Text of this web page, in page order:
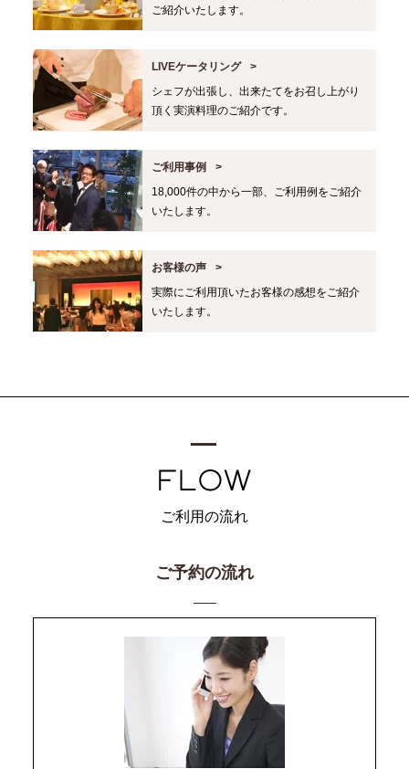
ご紹介いたします。
LIVEケータリング
シェフが出張し、出来たてをお召し上がり
頂く実演料理のご紹介です。
ご利用事例
18,000件の中から一部、ご利用例をご紹介
いたします。
お客様の声
実際にご利用頂いたお客様の感想をご紹介
いたします。
ご利用の流れ
ご予約の流れ